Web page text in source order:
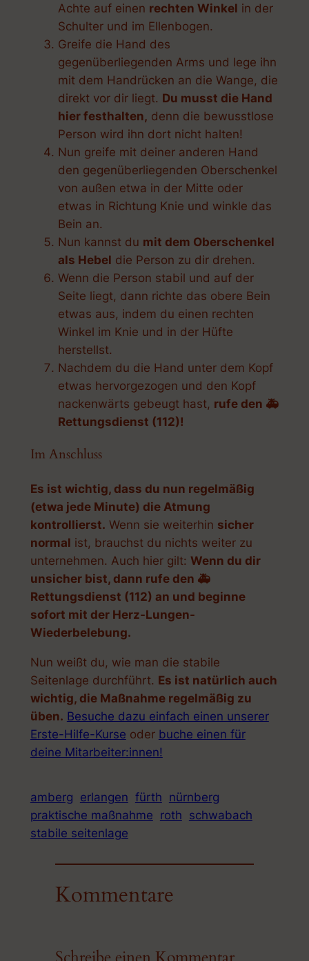
Achte auf einen rechten Winkel in der
Schulter und im Ellenbogen.
Greife die Hand des
gegenüberliegenden Arms und lege ihn
mit dem Handrücken an die Wange, die
direkt vor dir liegt. Du musst die Hand
hier festhalten, denn die bewusstlose
Person wird ihn dort nicht halten!
Nun greife mit deiner anderen Hand
den gegenüberliegenden Oberschenkel
von außen etwa in der Mitte oder
etwas in Richtung Knie und winkle das
Bein an.
Nun kannst du mit dem Oberschenkel
als Hebel die Person zu dir drehen.
Wenn die Person stabil und auf der
Seite liegt, dann richte das obere Bein
etwas aus, indem du einen rechten
Winkel im Knie und in der Hüfte
herstellst.
Nachdem du die Hand unter dem Kopf
etwas hervorgezogen und den Kopf
nackenwärts gebeugt hast, rufe den 🚑
Rettungsdienst (112)!
Im Anschluss
Es ist wichtig, dass du nun regelmäßig
(etwa jede Minute) die Atmung
kontrollierst. Wenn sie weiterhin sicher
normal ist, brauchst du nichts weiter zu
unternehmen. Auch hier gilt: Wenn du dir
unsicher bist, dann rufe den 🚑
Rettungsdienst (112) an und beginne
sofort mit der Herz-Lungen-
Wiederbelebung.
Nun weißt du, wie man die stabile
Seitenlage durchführt. Es ist natürlich auch
wichtig, die Maßnahme regelmäßig zu
üben. Besuche dazu einfach einen unserer
Erste-Hilfe-Kurse oder buche einen für
deine Mitarbeiter:innen!
amberg erlangen fürth nürnberg
praktische maßnahme roth schwabach
stabile seitenlage
Kommentare